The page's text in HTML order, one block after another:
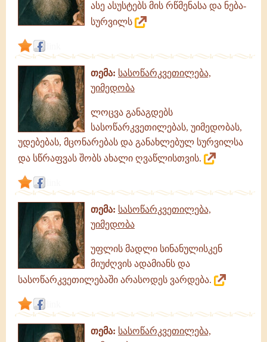
ასე ასუსტებს მის რწმენასა და ნება-
სურვილს
თემა: სასოწარკვეთილება,
უიმედობა
ლოცვა განაგდებს
სასოწარკვეთილებას, უიმედობას,
უდებებას, მცონარებას და განახლებულ სურვილსა
და სწრაფვას შობს ახალი ღვაწლისთვის.
თემა: სასოწარკვეთილება,
უიმედობა
უფლის მადლი სინანულისკენ
მიუძღვის ადამიანს და
სასოწარკვეთილებაში არასოდეს ვარდება.
თემა: სასოწარკვეთილება,